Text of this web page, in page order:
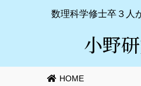
数理科学修士卒３人
小野
HOME